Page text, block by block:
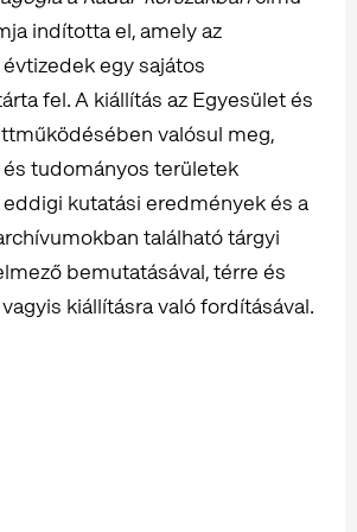
indította el, amely az
egy sajátos
fel. A kiállítás az Egyesület és
valósul meg,
tudományos területek
eddigi kutatási eredmények és a
található tárgyi
bemutatásával, térre és
kiállításra való fordításával.